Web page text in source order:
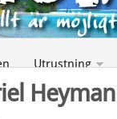
Utrustning
Heyman